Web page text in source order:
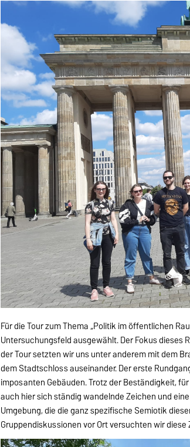
Für die Tour zum Thema „Politik im öffentlichen
Untersuchungsfeld ausgewählt. Der Fokus dieses
der Tour setzten wir uns unter anderem mit dem
dem Stadtschloss auseinander. Der erste
imposanten Gebäuden. Trotz der Beständigkeit,
auch hier sich ständig wandelnde Zeichen und
Umgebung, die die ganz spezifische Semiotik
Gruppendiskussionen vor Ort versuchten wir